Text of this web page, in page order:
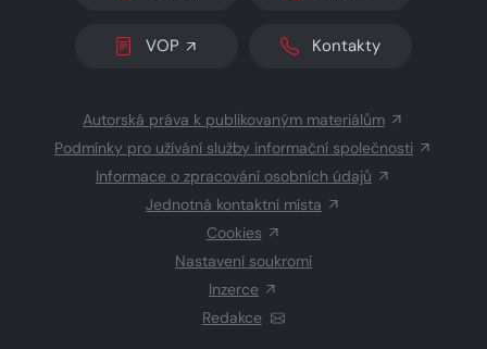
VOP Kontakty
Autorská práva k publikovaným materiálům
Podmínky pro užívání služby informační společnosti
Informace o zpracování osobních údajů
Jednotná kontaktní místa
Cookies
Nastavení soukromí
Inzerce
Redakce